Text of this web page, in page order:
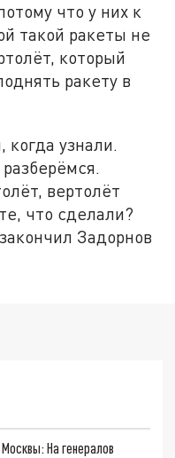
что у них к
такой ракеты не
который
ракету в
узнали.
вертолёт
что сделали?
Задорнов
На генералов